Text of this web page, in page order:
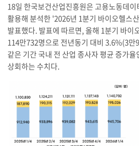
18일 한국보건산업진흥원은 고용노동데
활용해 분석한 '2026년 1분기 바이오헬스
발표했다. 발표에 따르면, 올해 1분기 바이
114만732명으로 전년동기 대비 3.6%(3만
같은 기간 국내 전 산업 종사자 평균 증가
상회하는 수치다.